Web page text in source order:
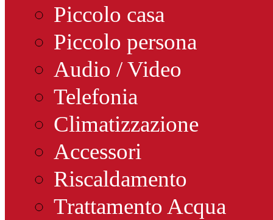
Piccolo casa
Piccolo persona
Audio / Video
Telefonia
Climatizzazione
Accessori
Riscaldamento
Trattamento Acqua